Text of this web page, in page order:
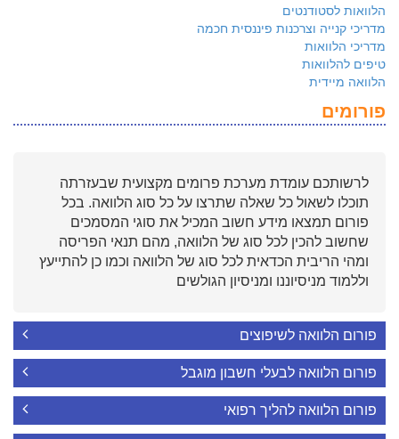
הלוואות לסטודנטים
מדריכי קנייה וצרכנות פיננסית חכמה
מדריכי הלוואות
טיפים להלוואות
הלוואה מיידית
פורומים
לרשותכם עומדת מערכת פרומים מקצועית שבעזרתה
תוכלו לשאול כל שאלה שתרצו על כל סוג הלוואה. בכל
פורום תמצאו מידע חשוב המכיל את סוגי המסמכים
שחשוב להכין לכל סוג של הלוואה, מהם תנאי הפריסה
ומהי הריבית הכדאית לכל סוג של הלוואה וכמו כן להתייעץ
וללמוד מניסיוננו ומניסיון הגולשים
פורום הלוואה לשיפוצים
פורום הלוואה לבעלי חשבון מוגבל
פורום הלוואה להליך רפואי